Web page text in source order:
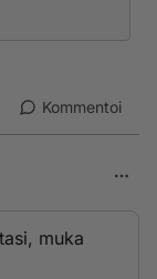
Kommentoi
muka